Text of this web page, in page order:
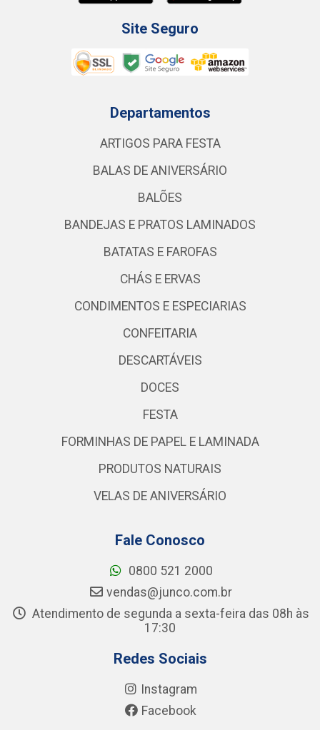
Site Seguro
Departamentos
ARTIGOS PARA FESTA
BALAS DE ANIVERSÁRIO
BALÕES
BANDEJAS E PRATOS LAMINADOS
BATATAS E FAROFAS
CHÁS E ERVAS
CONDIMENTOS E ESPECIARIAS
CONFEITARIA
DESCARTÁVEIS
DOCES
FESTA
FORMINHAS DE PAPEL E LAMINADA
PRODUTOS NATURAIS
VELAS DE ANIVERSÁRIO
Fale Conosco
0800 521 2000
vendas@junco.com.br
Atendimento de segunda a sexta-feira das 08h às
17:30
Redes Sociais
Instagram
Facebook